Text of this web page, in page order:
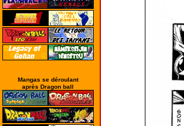
Mangas se déroulant
après Dragon ball